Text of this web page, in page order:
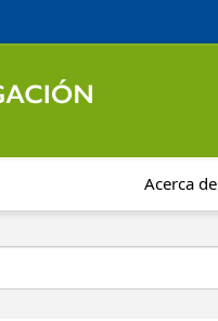
Acerca de